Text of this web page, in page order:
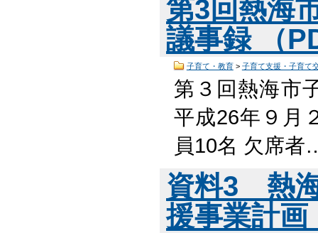
第3回熱海
議事録 （
子育て・教育> 子育て支援・子育て
第３回熱海市
平成26年９月
員10名 欠席
資料3 熱
援事業計